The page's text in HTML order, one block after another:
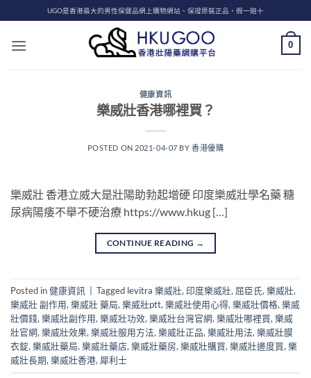
to
content
UGO是香港最大的男性保健品網上購物網站、保證原裝正品，假一賠十
0
健康資訊
樂威壯香港哪裡買？
POSTED ON 2021-04-07 BY香港優購
樂威壯 香港立威大是壯陽助勃起增硬 印度樂威壯學名藥 糖
尿病陽痿不舉不硬治療 https://www.hkug […]
CONTINUE READING →
Posted in健康資訊 Tagged levitra 樂威壯, 印度樂威壯, 屈臣氏, 樂威壯,
樂威壯 副作用, 樂威壯 藥局, 樂威壯ptt, 樂威壯使用心得, 樂威壯價格, 樂威
壯價錢, 樂威壯副作用, 樂威壯功效, 樂威壯台灣官網, 樂威壯哪裡買, 樂威
壯官網, 樂威壯效果, 樂威壯服用方法, 樂威壯正品, 樂威壯用法, 樂威壯膜
衣錠, 樂威壯藥局, 樂威壯藥店, 樂威壯藥房, 樂威壯購買, 樂威壯邊度買, 樂
威壯長期, 樂威壯香港, 犀利士